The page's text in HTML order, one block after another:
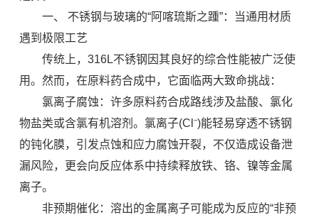
一、 不锈钢与玻璃的“阿喀琉斯之踵”：当通用材质
遇到极限工艺
传统上，316L不锈钢因其良好的综合性能被广泛使
用。然而，在原料药合成中，它面临两大致命挑战：
氯离子腐蚀：许多原料药合成路线涉及盐酸、氯化
物盐类或含氯有机溶剂。氯离子(Cl⁻)能轻易穿透不锈钢
的钝化膜，引发点蚀和应力腐蚀开裂，不仅造成设备泄
漏风险，更会向反应体系中持续释放铁、铬、镍等金属
离子。
非预期催化：溶出的金属离子可能成为反应的“非预